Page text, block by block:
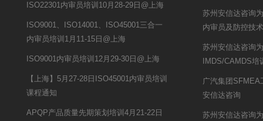
ISO22301内审员培训10月28-29日@上海
ISO9001、ISO14001、ISO45001三合一
内审员培训1月11-15日@上海
ISO9001内审员培训12月29-30日@上海
【上海】5月27-28日ISO45001内审员培训
课程通知
APQP产品质量先期策划培训4月21-22日
苏州安信达咨询
内审员及防控技
苏州安信达咨询
IMDS/CAMDS培
广汽集团SFMEA
安信达咨询
苏州安信达咨询